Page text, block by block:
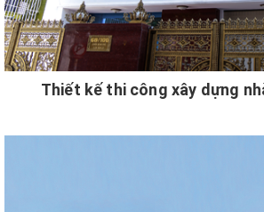
Thiết kế thi công xây dựng